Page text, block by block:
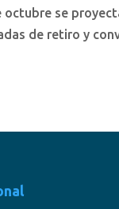
octubre se
de retiro y